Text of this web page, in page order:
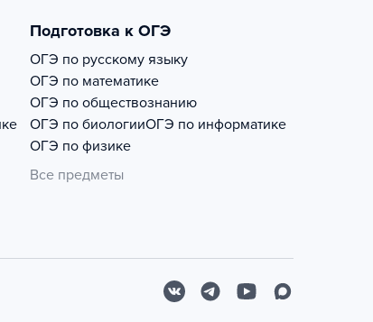
Подготовка к ОГЭ
ОГЭ по русскому языку
ОГЭ по математике
ОГЭ по обществознанию
ОГЭ по биологииОГЭ по информатике
ОГЭ по физике
Все предметы